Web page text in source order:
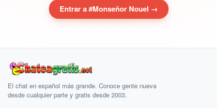
Entrar a #Monseñor Nouel →
El chat en español más grande. Conoce gente nueva
desde cualquier parte y gratis desde 2003.